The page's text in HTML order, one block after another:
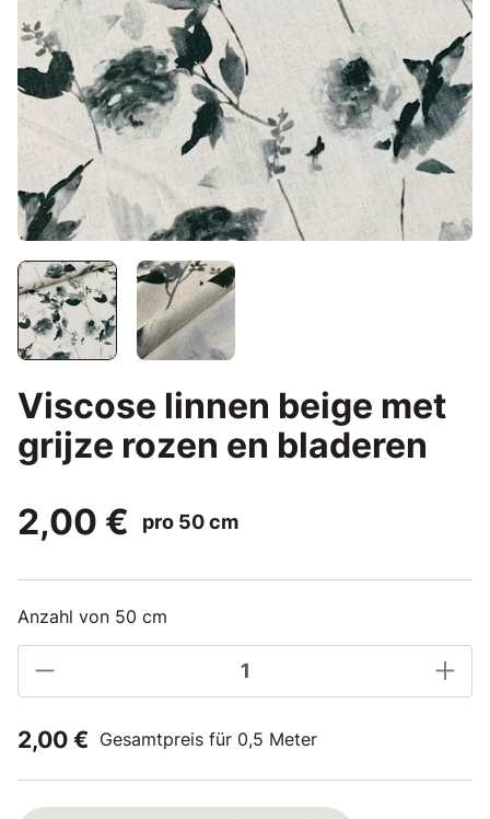
Viscose linnen beige met
grijze rozen en bladeren
2,00 €
pro 50 cm
Anzahl von 50 cm
2,00 € Gesamtpreis für 0,5 Meter